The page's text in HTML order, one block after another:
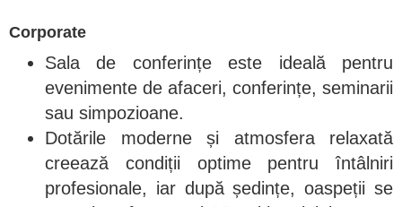
Corporate
Sala de conferințe este ideală pentru
evenimente de afaceri, conferințe, seminarii
sau simpozioane.
Dotările moderne și atmosfera relaxată
creează condiții optime pentru întâlniri
profesionale, iar după ședințe, oaspeții se